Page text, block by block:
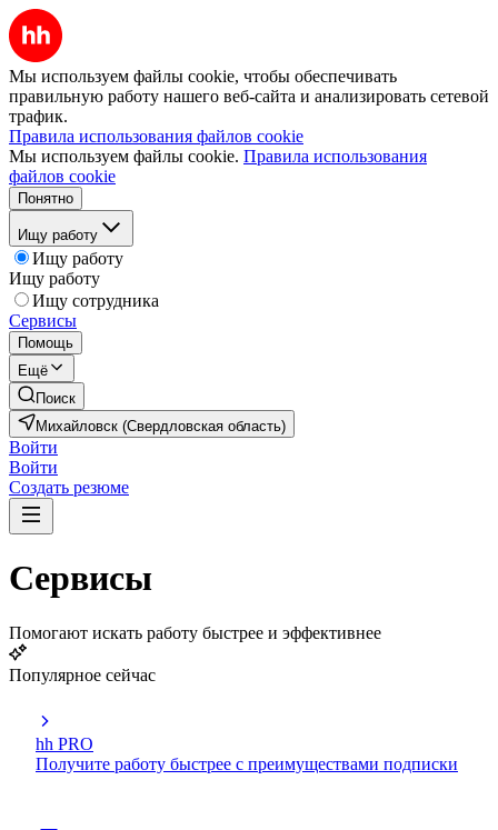
Мы используем файлы cookie, чтобы обеспечивать
правильную работу нашего веб-сайта и анализировать сетевой
трафик.
Правила использования файлов cookie
Мы используем файлы cookie. Правила использования
файлов cookie
Понятно
Ищу работу
Ищу работу
Ищу работу
Ищу сотрудника
Сервисы
Помощь
Ещё
Поиск
Михайловск (Свердловская область)
Войти
Войти
Создать резюме
Сервисы
Помогают искать работу быстрее и эффективнее
Популярное сейчас
hh PRO
Получите работу быстрее с преимуществами подписки